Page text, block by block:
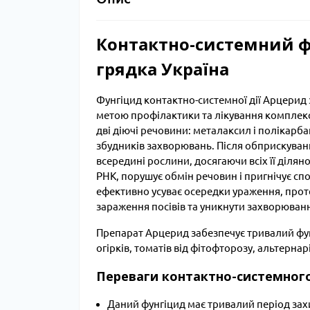
Контактно-системний
грядка Україна
Фунгіцид контактно-системної дії
метою профілактики та лікування
дві діючі речовини: металаксил і
збудників захворювань. Після
всередині рослини, досягаючи всіх її
РНК, порушує обмін речовин і пригнічує
ефективно усуває осередки ураження,
зараження посівів та уникнути
Препарат Арцерид забезпечує тривалий
огірків, томатів від фітофторозу,
Переваги контактно-
Даний фунгіцид має тривалий період